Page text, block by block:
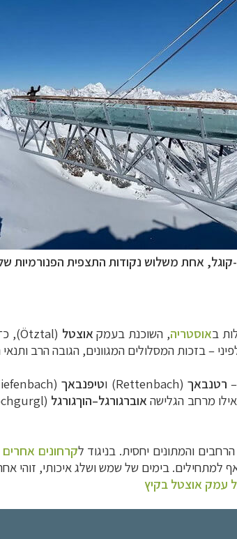
אחת משלוש נקודות התצפית הפנורמיות של
אוסטריה, השוכנת בעמק אוצטל (Ötztal), כ־85 ק"מ מאינסברוק, בלב
– בזכות המסלולים המגוונים, הגובה הרב ותנאי
רטנבאך (Rettenbach) ו טיפנבאך (Tiefenbach) – ומציע מגוון רחב של מסלולים לכל רמות הגלישה. אזור
אוברגורגל–הוךגורגל
והמתונים יחסית. בניגוד לקרחונים
למתחילים. בימים של שמש ושלג איכותי, זוהי
עמק אוצטל בקיץ